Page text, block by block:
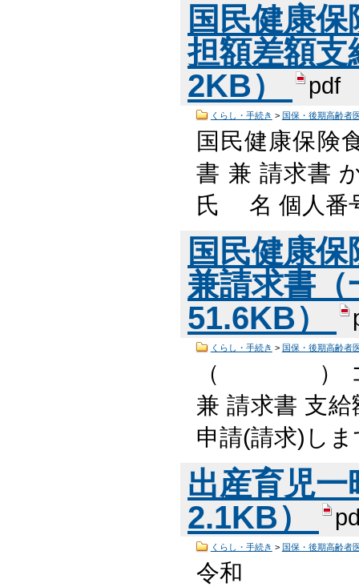
国民健康
担額差額支
2KB）
pdf
くらし・手続き > 国保・後期高齢者
国民健康保険
書 兼 請求書
氏 名 個人番
国民健康
兼請求書（
51.6KB）
くらし・手続き > 国保・後期高齢者
（ ） コー
兼 請求書 支
申請(請求)し
出産育児一
2.1KB）
くらし・手続き > 国保・後期高齢者
令和